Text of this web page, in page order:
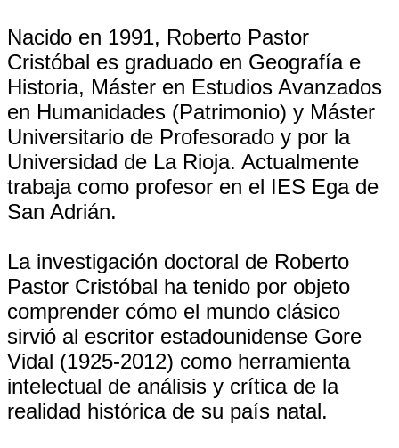
Nacido en 1991, Roberto Pastor
Cristóbal es graduado en Geografía e
Historia, Máster en Estudios Avanzados
en Humanidades (Patrimonio) y Máster
Universitario de Profesorado y por la
Universidad de La Rioja. Actualmente
trabaja como profesor en el IES Ega de
San Adrián.
La investigación doctoral de Roberto
Pastor Cristóbal ha tenido por objeto
comprender cómo el mundo clásico
sirvió al escritor estadounidense Gore
Vidal (1925-2012) como herramienta
intelectual de análisis y crítica de la
realidad histórica de su país natal.